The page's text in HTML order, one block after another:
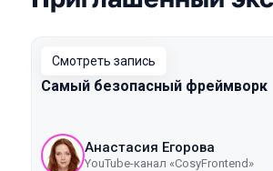
Выступления в сезоне
Смотреть запись
Самый безопасный фреймворк
Анастасия Егорова
YouTube-канал «CosyFrontend»